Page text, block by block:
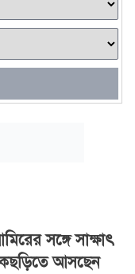
সঙ্গে সাক্ষাৎ
আসছেন